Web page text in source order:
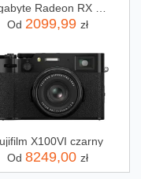
Od 2099,99 zł
X100VI czarny
Od 8249,00 zł